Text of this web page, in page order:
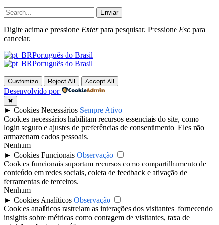
Enviar
Digite acima e pressione Enterpara pesquisar. Pressione Esc para
cancelar.
Português do Brasil
Português do Brasil
Customize Reject All Accept All
Desenvolvido por
✖
► Cookies Necessários Sempre Ativo
Cookies necessários habilitam recursos essenciais do site, como
login seguro e ajustes de preferências de consentimento. Eles não
armazenam dados pessoais.
Nenhum
► Cookies Funcionais Observação
Cookies funcionais suportam recursos como compartilhamento de
conteúdo em redes sociais, coleta de feedback e ativação de
ferramentas de terceiros.
Nenhum
► Cookies Analíticos Observação
Cookies analíticos rastreiam as interações dos visitantes, fornecendo
insights sobre métricas como contagem de visitantes, taxa de